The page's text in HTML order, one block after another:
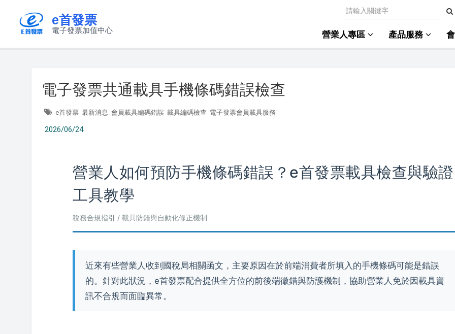
e首發票
電子發票加值中心 營業人專區 產品服務
電子發票共通載具手機條碼錯誤檢查
e首發票 最新消息 會員載具編碼錯誤 載具編碼檢查 電子發票會員載具服務
2026/06/24
營業人如何預防手機條碼錯誤？e首發票載具檢查與驗證
工具教學
稅務合規指引 / 載具防錯與自動化修正機制
近來有些營業人收到國稅局相關函文，主要原因在於前端消費者所填入的手機條碼可能是錯誤
的。針對此狀況，e首發票配合提供全方位的前後端徵錯與防護機制，協助營業人免於因載具資
訊不合規而面臨異常。